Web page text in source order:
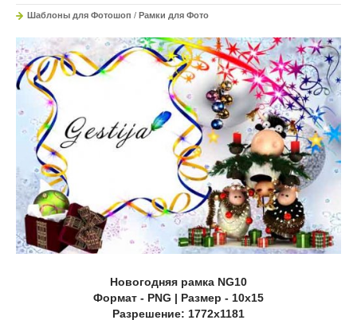
Шаблоны для Фотошоп / Рамки для Фото
Новогодняя рамка NG10
Формат - PNG | Размер - 10х15
Разрешение: 1772x1181